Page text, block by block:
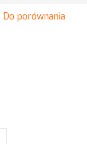
Do porównania